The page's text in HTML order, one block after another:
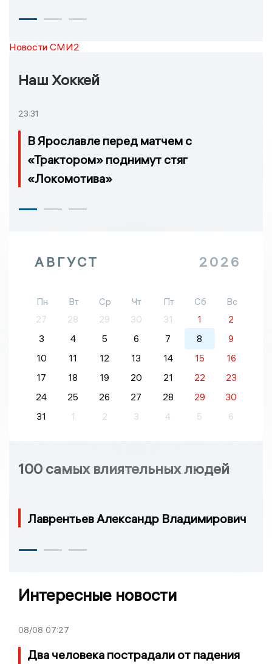
Новости СМИ2
Наш Хоккей
23:31
В Ярославле перед матчем с
«Трактором» поднимут стяг
«Локомотива»
АВГУСТ 2026
Пн Вт Ср Чт Пт Сб
Вс
27
28 29 30 31 1
2
3
4 5 6 7 8
9
10
11 12 13 14 15
16
17
18 19 20 21 22
23
24
25 26 27 28 29
30
31
1 2 3 4 5 6
100 самых влиятельных людей
Лаврентьев Александр Владимирович
Интересные новости
08/08 07:27
Два человека пострадали от падения